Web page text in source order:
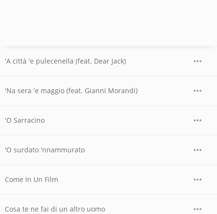
'A città 'e pulecenella (feat. Dear Jack)
'Na sera 'e maggio (feat. Gianni Morandi)
'O Sarracino
'O surdato 'nnammurato
Come In Un Film
Cosa te ne fai di un altro uomo